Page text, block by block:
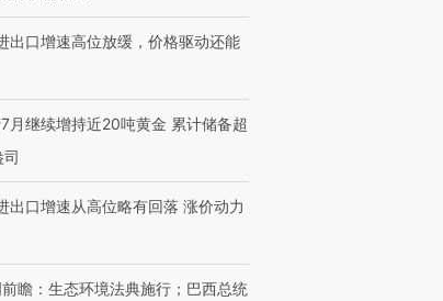
出口增速高位放缓，价格驱动还能
月继续增持近20吨黄金 累计储备超
出口增速从高位略有回落 涨价动力
瞻：生态环境法典施行；巴西总统